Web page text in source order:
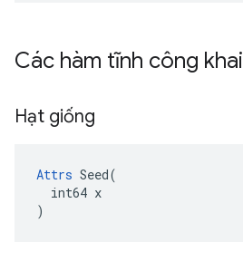
Các hàm tĩnh công khai
Hạt giống
Attrs Seed(
  int64 x
)